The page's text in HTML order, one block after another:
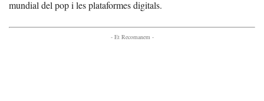
mundial del pop i les plataformes digitals.
- Et Recomanem -